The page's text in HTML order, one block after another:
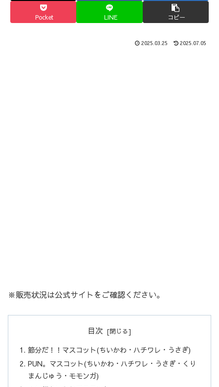
Pocket LINE コピー
2025.03.25 2025.07.05
※販売状況は公式サイトをご確認ください。
目次
節分だ！！マスコット(ちいかわ・ハチワレ・うさぎ)
PUN。マスコット(ちいかわ・ハチワレ・うさぎ・くり
まんじゅう・モモンガ)